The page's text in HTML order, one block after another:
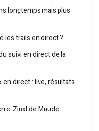
longtemps mais plus
les trails en direct ?
suivi en direct de la
direct : live, résultats
Zinal de Maude